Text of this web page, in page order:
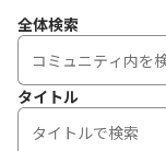
全体検索
タイトル